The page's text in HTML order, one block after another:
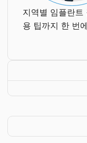
지역별 임플란트
용 팁까지 한 번